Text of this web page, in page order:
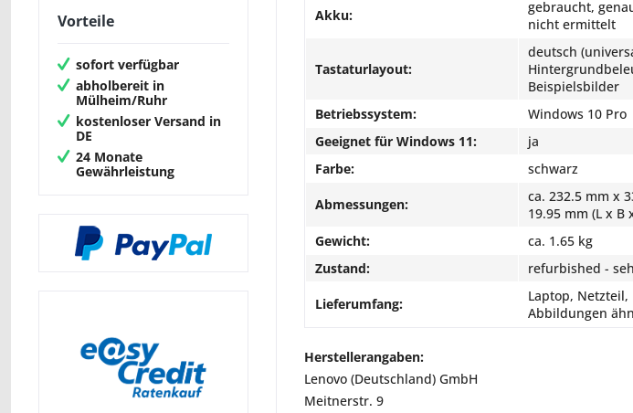
Vorteile
sofort verfügbar
abholbereit in
Mülheim/Ruhr
kostenloser Versand in
DE
24 Monate
Gewährleistung
Akku:
gebraucht,
nicht ermittelt
Tastaturlayout:
deutsch
Beispielsbilder
Betriebssystem:
Windows 10 Pro
Geeignet für Windows 11:
ja
Farbe:
schwarz
Abmessungen:
ca. 232.5 mm x
19.95 mm (L x B
Gewicht:
ca. 1.65 kg
Zustand:
refurbished -
Lieferumfang:
Laptop, Netzteil,
Abbildungen
Herstellerangaben:
Lenovo (Deutschland) GmbH
Meitnerstr. 9